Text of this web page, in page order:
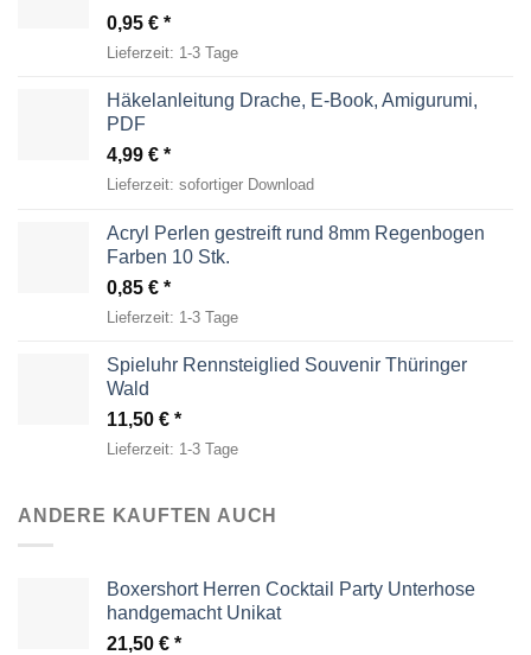
0,95 €
Lieferzeit: 1-3 Tage
Häkelanleitung Drache, E-Book, Amigurumi,
PDF
4,99 €
Lieferzeit: sofortiger Download
Acryl Perlen gestreift rund 8mm Regenbogen
Farben 10 Stk.
0,85 €
Lieferzeit: 1-3 Tage
Spieluhr Rennsteiglied Souvenir Thüringer
Wald
11,50 €
Lieferzeit: 1-3 Tage
ANDERE KAUFTEN AUCH
Boxershort Herren Cocktail Party Unterhose
handgemacht Unikat
21,50 €